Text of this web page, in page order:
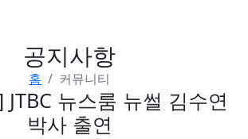
공지사항
홈 커뮤니티
뉴스룸 뉴썰 김수연
박사 출연